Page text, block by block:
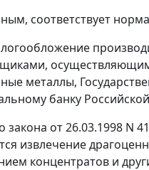
соответствует
металлы,
банку
закона от 26.03.1998
извлечение
концентратов и